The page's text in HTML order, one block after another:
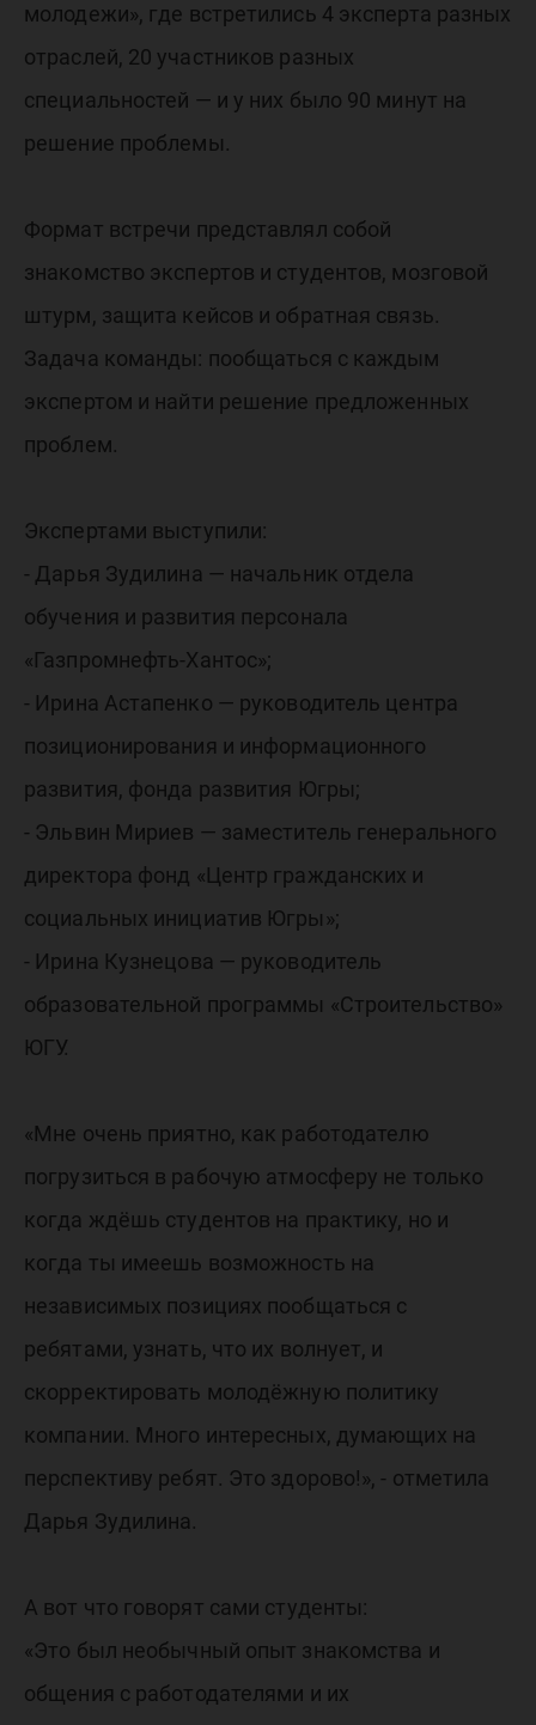
молодежи», где встретились 4 эксперта разных
отраслей, 20 участников разных
специальностей — и у них было 90 минут на
решение проблемы.
Формат встречи представлял собой
знакомство экспертов и студентов, мозговой
штурм, защита кейсов и обратная связь.
Задача команды: пообщаться с каждым
экспертом и найти решение предложенных
проблем.
Экспертами выступили:
- Дарья Зудилина — начальник отдела
обучения и развития персонала
«Газпромнефть-Хантос»;
- Ирина Астапенко — руководитель центра
позиционирования и информационного
развития, фонда развития Югры;
- Эльвин Мириев — заместитель генерального
директора фонд «Центр гражданских и
социальных инициатив Югры»;
- Ирина Кузнецова — руководитель
образовательной программы «Строительство»
ЮГУ.
«Мне очень приятно, как работодателю
погрузиться в рабочую атмосферу не только
когда ждёшь студентов на практику, но и
когда ты имеешь возможность на
независимых позициях пообщаться с
ребятами, узнать, что их волнует, и
скорректировать молодёжную политику
компании. Много интересных, думающих на
перспективу ребят. Это здорово!», - отметила
Дарья Зудилина.
А вот что говорят сами студенты:
«Это был необычный опыт знакомства и
общения с работодателями и их